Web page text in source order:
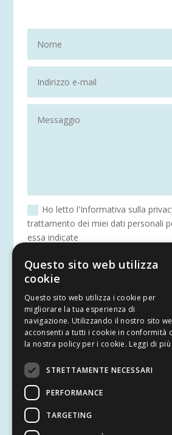
Ho letto l'Informativa sulla
trattamento dei miei dati personali
essa indicate
6 + 6=
SEGUICI
Associazione Pro Loco Custoza
Questo sito web utilizza
cookie
Questo sito web utilizza i cookie per
migliorare la tua esperienza di
navigazione. Utilizzando il nostro sito
acconsenti a tutti i cookie in conformità
la nostra policy per i cookie. Leggi di più
STRETTAMENTE NECESSARI
PERFORMANCE
TARGETING